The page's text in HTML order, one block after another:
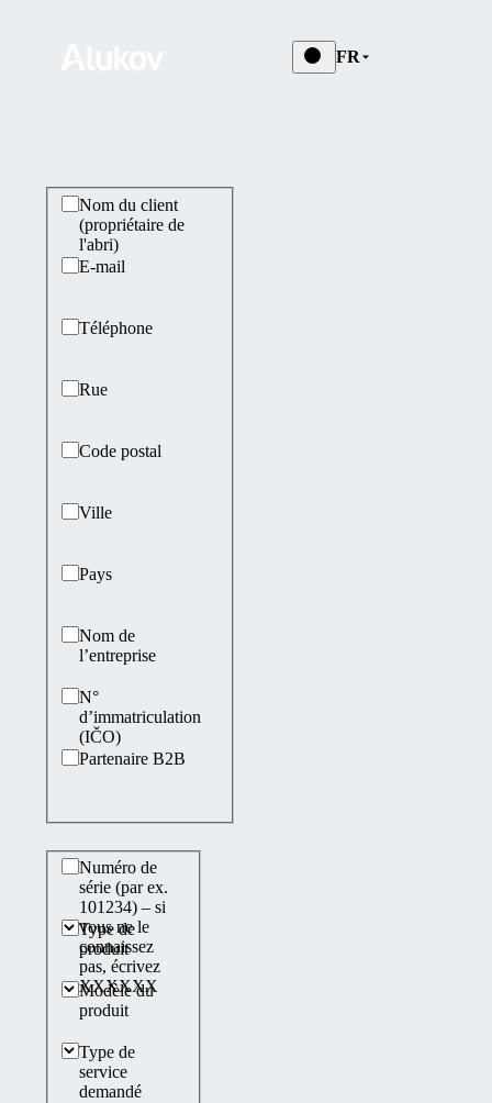
FR
Kontaktní údaje
Nom du client
(propriétaire de
l'abri)
E-mail
Téléphone
Rue
Code postal
Ville
Pays
Nom de
l’entreprise
N°
d’immatriculation
(IČO)
Partenaire B2B
Informace o produktu
Numéro de
série (par ex.
101234) – si
vous ne le
connaissez
pas, écrivez
XXXXXX
Type de
produit
Modèle du
produit
Type de
service
demandé